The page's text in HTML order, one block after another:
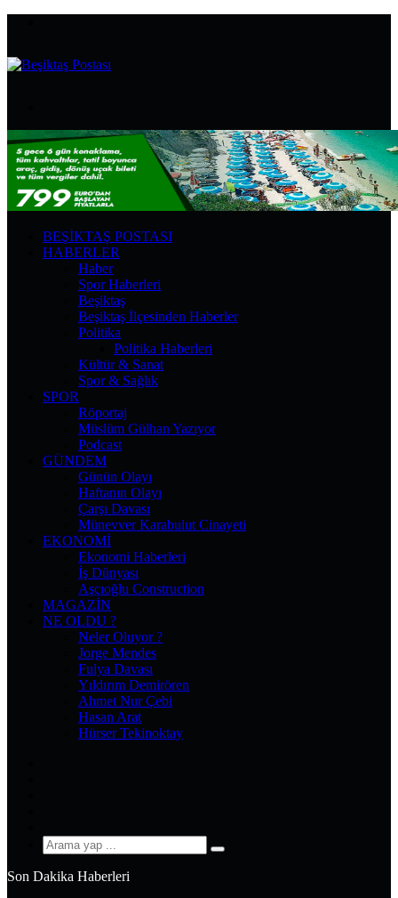
...
BEŞIKTAŞ POSTASI
HABERLER
Haber
Spor Haberleri
Beşiktaş
Beşiktaş İlçesinden Haberler
Politika
Politika Haberleri
Kültür & Sanat
Spor & Sağlık
SPOR
Röportaj
Müslüm Gülhan Yazıyor
Podcast
GÜNDEM
Günün Olayı
Haftanın Olayı
Çarşı Davası
Münevver Karabulut Cinayeti
EKONOMI
Ekonomi Haberleri
İş Dünyası
Aşçıoğlu Construction
MAGAZIN
NE OLDU ?
Neler Oluyor ?
Jorge Mendes
Fulya Davası
Yıldırım Demirören
Ahmet Nur Çebi
Hasan Arat
Hürser Tekinoktay
Arama
Son Dakika Haberleri